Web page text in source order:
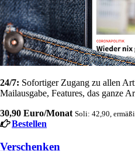
24/7: Sofortiger Zugang zu allen
Mailausgabe, Features, das ganze
30,90 Euro/Monat Soli: 42,90,
Bestellen
Verschenken